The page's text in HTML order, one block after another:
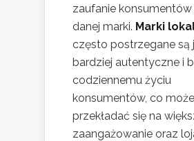
zaufanie
danej marki. Marki
często postrzegane są
bardziej autentyczne i
codziennemu życiu
konsumentów, co może
przekładać się na
zaangażowanie oraz